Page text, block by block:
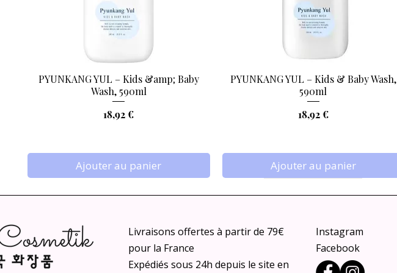
Aperçu rapide
PYUNKANG YUL – Kids &amp; Baby
Wash, 590ml
Prix
18,92 €
Ajouter au panier
Aperçu rapide
PYUNKANG YUL – Kids & Baby Wash,
590ml
Prix
18,92 €
Ajouter au panier
Livraisons offertes à partir de 79€
pour la France
Expédiés sous 24h depuis le site en
Instagram
Facebook